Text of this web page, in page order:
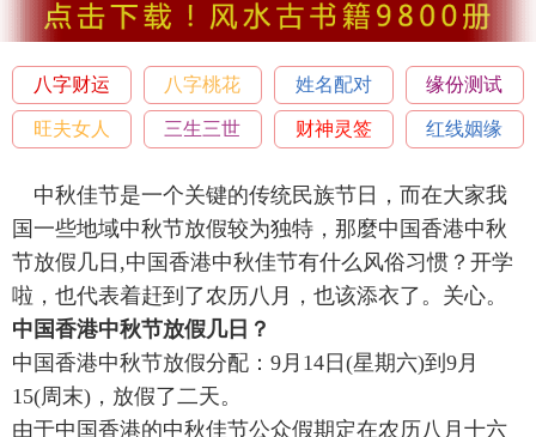
八字财运 八字桃花 姓名配对 缘份测试
旺夫女人 三生三世 财神灵签 红线姻缘
中秋佳节是一个关键的传统民族节日，而在大家我
国一些地域中秋节放假较为独特，那麼中国香港中秋
节放假几日,中国香港中秋佳节有什么风俗习惯？开学
啦，也代表着赶到了农历八月，也该添衣了。关心。
中国香港中秋节放假几日？
中国香港中秋节放假分配：9月14日(星期六)到9月
15(周末)，放假了二天。
由于中国香港的中秋佳节公众假期定在农历八月十六